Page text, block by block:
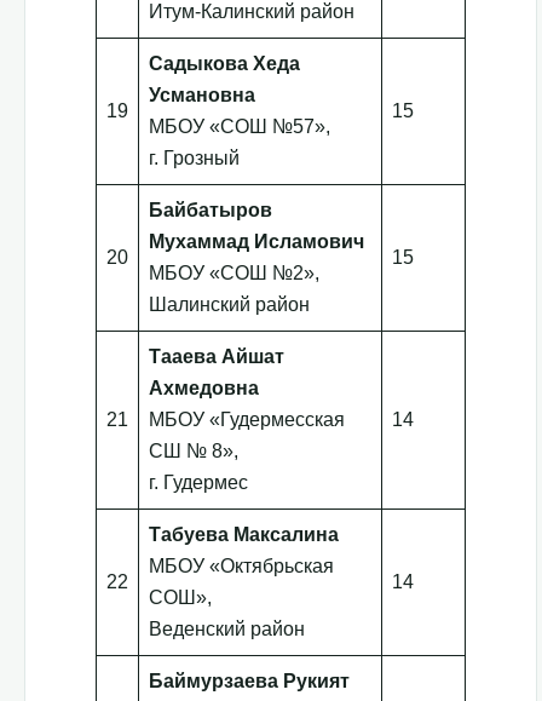
Итум-Калинский район
19
Садыкова Хеда
Усмановна
МБОУ «СОШ №57»,
г. Грозный
15
20
Байбатыров
Мухаммад Исламович
МБОУ «СОШ №2»,
Шалинский район
15
21
Тааева Айшат
Ахмедовна
МБОУ «Гудермесская
СШ № 8»,
г. Гудермес
14
22
Табуева Максалина
МБОУ «Октябрьская
СОШ»,
Веденский район
14
Баймурзаева Рукият